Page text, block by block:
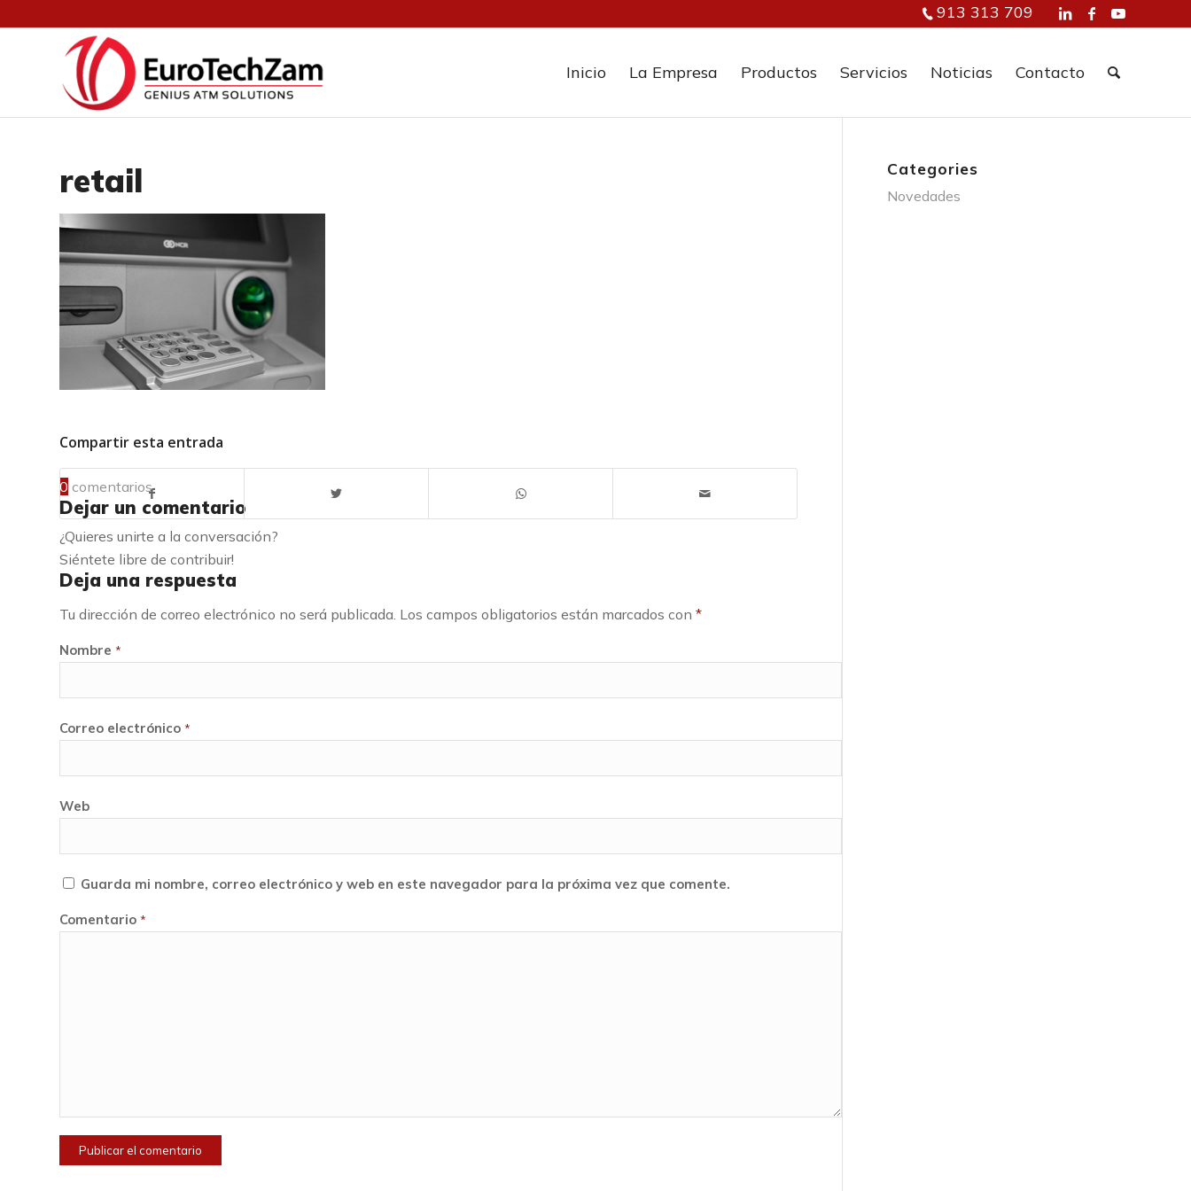
913 313 709
Inicio La Empresa Productos Servicios Noticias Contacto
retail
Compartir esta entrada
0 comentarios
Dejar un comentario
¿Quieres unirte a la conversación?
Siéntete libre de contribuir!
Deja una respuesta
Tu dirección de correo electrónico no será publicada. Los campos obligatorios están marcados con *
Nombre *
Correo electrónico *
Web
Guarda mi nombre, correo electrónico y web en este navegador para la próxima vez que comente.
Comentario *
Categories
Novedades